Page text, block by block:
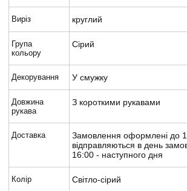
Виріз круглий
Група
кольору
Сірий
Декорування У смужку
Довжина
рукава
З короткими рукавами
Доставка
Замовлення оформлені до
відправляються в день
16:00 - наступного дня
Колір Світло-сірий